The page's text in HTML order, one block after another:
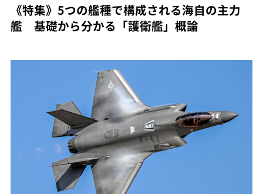
《特集》5つの艦種で構成される海自の主力
艦 基礎から分かる「護衛艦」概論